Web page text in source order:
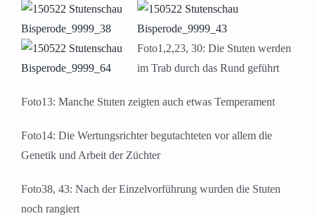
Foto1,2,23, 30: Die Stuten werden
im Trab durch das Rund geführt
Foto13: Manche Stuten zeigten auch etwas Temperament
Foto14: Die Wertungsrichter begutachteten vor allem die
Genetik und Arbeit der Züchter
Foto38, 43: Nach der Einzelvorführung wurden die Stuten
noch rangiert